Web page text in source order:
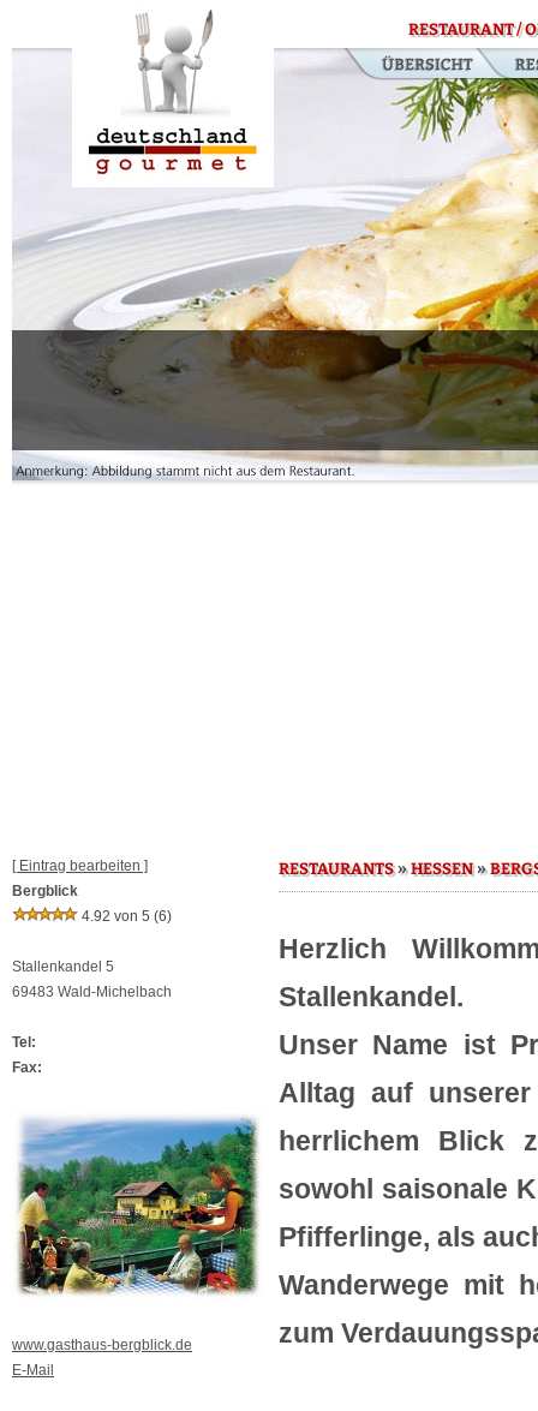
RESTAURANT /
[ Eintrag bearbeiten ]
Bergblick
4.92 von 5 (6)
Stallenkandel 5
69483 Wald-Michelbach
Tel:
Fax:
www.gasthaus-bergblick.de
E-Mail
RESTAURANTS»HESSEN»
Herzlich
Stallenkandel.
Unser Name ist
Alltag auf unserer
herrlichem Blick
sowohl saisonale
Pfifferlinge, als
Wanderwege mit
zum